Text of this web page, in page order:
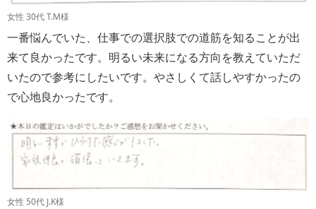
女性 30代 T.M様
一番悩んでいた、仕事での選択肢での道筋を知ることが出
来て良かったです。明るい未来になる方向を教えていただ
いたので参考にしたいです。やさしくて話しやすかったの
で心地良かったです。
女性 50代 J.K様